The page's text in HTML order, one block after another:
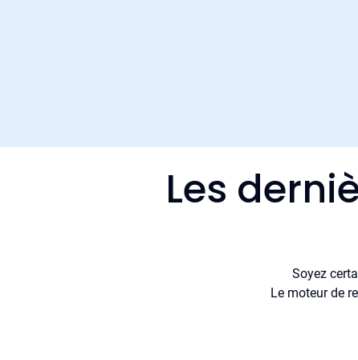
Les
Soyez
Le moteur de